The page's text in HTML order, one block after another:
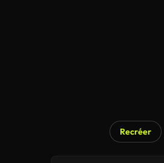
Recréer